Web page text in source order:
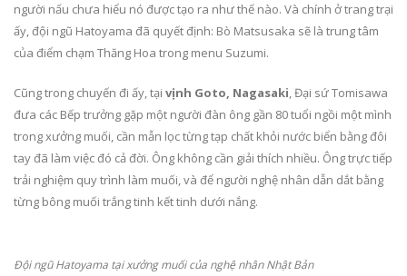
người nấu chưa hiểu nó được tạo ra như thế nào. Và chính ở trang trại
ấy, đội ngũ Hatoyama đã quyết định: Bò Matsusaka sẽ là trung tâm
của điểm chạm Thăng Hoa trong menu Suzumi.
Cũng trong chuyến đi ấy, tại vịnh Goto, Nagasaki, Đại sứ Tomisawa
đưa các Bếp trưởng gặp một người đàn ông gần 80 tuổi ngồi một mình
trong xưởng muối, cần mẫn lọc từng tạp chất khỏi nước biển bằng đôi
tay đã làm việc đó cả đời. Ông không cần giải thích nhiều. Ông trực tiếp
trải nghiệm quy trình làm muối, và để người nghệ nhân dẫn dắt bằng
từng bông muối trắng tinh kết tinh dưới nắng.
Đội ngũ Hatoyama tại xưởng muối của nghệ nhân Nhật Bản